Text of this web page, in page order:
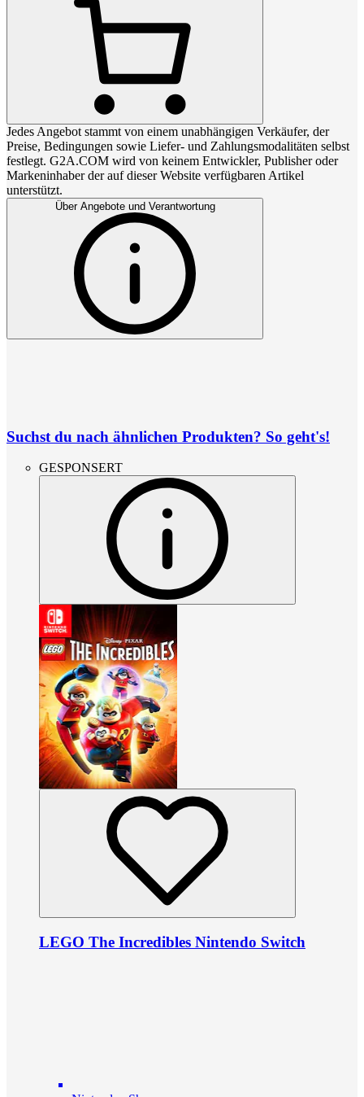
Jedes Angebot stammt von einem unabhängigen Verkäufer, der
Preise, Bedingungen sowie Liefer- und Zahlungsmodalitäten selbst
festlegt. G2A.COM wird von keinem Entwickler, Publisher oder
Markeninhaber der auf dieser Website verfügbaren Artikel
unterstützt.
Über Angebote und Verantwortung
Suchst du nach ähnlichen Produkten? So geht's!
GESPONSERT
LEGO The Incredibles Nintendo Switch